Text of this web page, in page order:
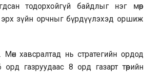
тодорхойгүй байдлыг нэг мөр
зүйн орчныг бүрдүүлэхэд оршиж
хавсралтад нь стратегийн ордод
газруудаас 8 орд газарт төрийн